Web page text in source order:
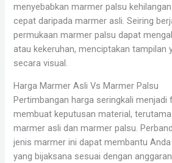
menyebabkan marmer palsu
cepat daripada marmer asli. Seiring
permukaan marmer palsu dapat
atau kekeruhan, menciptakan tampilan
secara visual.
Harga Marmer Asli Vs Marmer Palsu
Pertimbangan harga seringkali
membuat keputusan material,
marmer asli dan marmer palsu.
jenis marmer ini dapat membantu
yang bijaksana sesuai dengan